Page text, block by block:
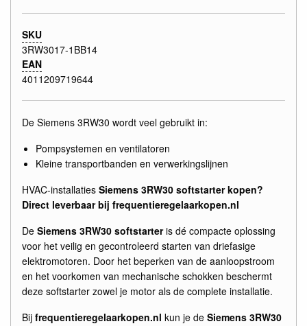
SKU
3RW3017-1BB14
EAN
4011209719644
De Siemens 3RW30 wordt veel gebruikt in:
Pompsystemen en ventilatoren
Kleine transportbanden en verwerkingslijnen
HVAC-installaties Siemens 3RW30 softstarter kopen?
Direct leverbaar bij frequentieregelaarkopen.nl
De Siemens 3RW30 softstarteris dé compacte oplossing
voor het veilig en gecontroleerd starten van driefasige
elektromotoren. Door het beperken van de aanloopstroom
en het voorkomen van mechanische schokken beschermt
deze softstarter zowel je motor als de complete installatie.
Bij frequentieregelaarkopen.nl kun je de Siemens 3RW30